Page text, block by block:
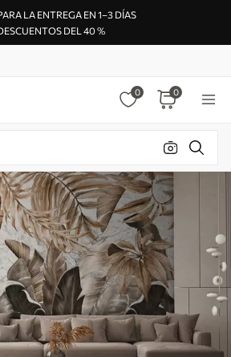
LA ENTREGA EN 1–3 DÍAS
DEL 40 %
0 0